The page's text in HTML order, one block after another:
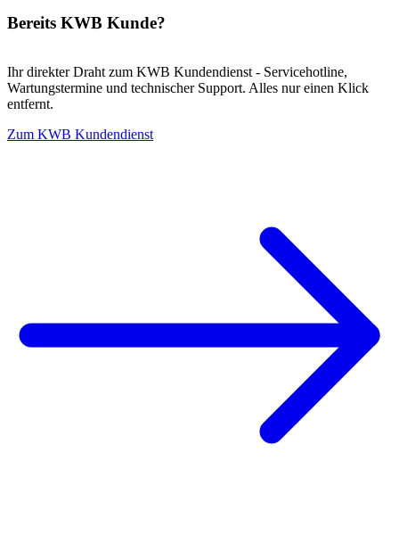
Bereits KWB Kunde?
Ihr direkter Draht zum KWB Kundendienst - Servicehotline,
Wartungstermine und technischer Support. Alles nur einen Klick
entfernt.
Zum KWB Kundendienst